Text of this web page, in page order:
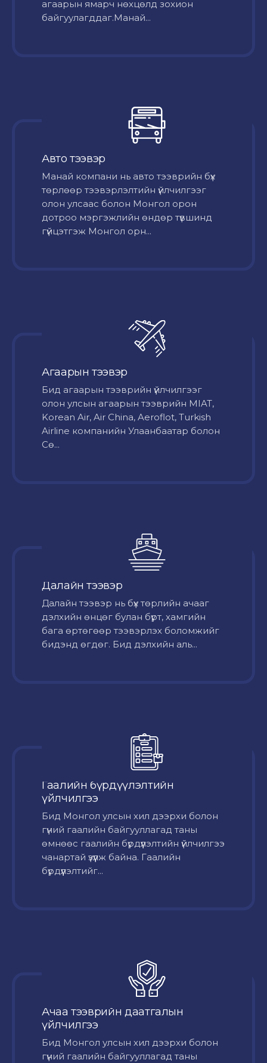
агаарын ямарч нөхцөлд зохион
байгуулагддаг.Манай...
Авто тээвэр
Mанай компани нь авто тээврийн бүх
төрлөөр тээвэрлэлтийн үйлчилгээг
олон улсаас болон Монгол орон
дотроо мэргэжлийн өндөр түвшинд
гүйцэтгэж Монгол орн...
Агаарын тээвэр
Бид агаарын тээврийн үйлчилгээг
олон улсын агаарын тээврийн MIAT,
Korean Air, Air China, Aeroflot, Turkish
Airline компанийн Улаанбаатар болон
Сө...
Далайн тээвэр
Далайн тээвэр нь бүх төрлийн ачааг
дэлхийн өнцөг булан бүрт, хамгийн
бага өртөгөөр тээвэрлэх боломжийг
бидэнд өгдөг. Бид дэлхийн аль...
Гаалийн бүрдүүлэлтийн
үйлчилгээ
Бид Монгол улсын хил дээрхи болон
гүний гаалийн байгууллагад таны
өмнөөс гаалийн бүрдүүлэлтийн үйлчилгээ
чанартай үзүүлж байна. Гаалийн
бүрдүүлэлтийг...
Ачаа тээврийн даатгалын
үйлчилгээ
Бид Монгол улсын хил дээрхи болон
гүний гаалийн байгууллагад таны